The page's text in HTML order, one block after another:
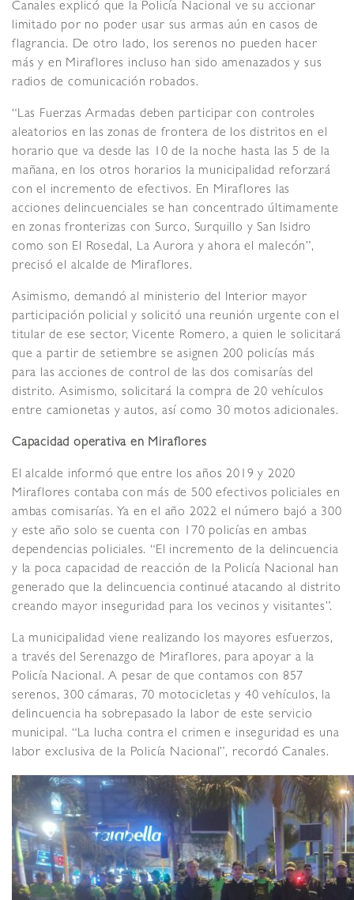
Canales explicó que la Policía Nacional ve su accionar
limitado por no poder usar sus armas aún en casos de
flagrancia. De otro lado, los serenos no pueden hacer
más y en Miraflores incluso han sido amenazados y sus
radios de comunicación robados.
“Las Fuerzas Armadas deben participar con controles
aleatorios en las zonas de frontera de los distritos en el
horario que va desde las 10 de la noche hasta las 5 de la
mañana, en los otros horarios la municipalidad reforzará
con el incremento de efectivos. En Miraflores las
acciones delincuenciales se han concentrado últimamente
en zonas fronterizas con Surco, Surquillo y San Isidro
como son El Rosedal, La Aurora y ahora el malecón”,
precisó el alcalde de Miraflores.
Asimismo, demandó al ministerio del Interior mayor
participación policial y solicitó una reunión urgente con el
titular de ese sector, Vicente Romero, a quien le solicitará
que a partir de setiembre se asignen 200 policías más
para las acciones de control de las dos comisarías del
distrito. Asimismo, solicitará la compra de 20 vehículos
entre camionetas y autos, así como 30 motos adicionales.
Capacidad operativa en Miraflores
El alcalde informó que entre los años 2019 y 2020
Miraflores contaba con más de 500 efectivos policiales en
ambas comisarías. Ya en el año 2022 el número bajó a 300
y este año solo se cuenta con 170 policías en ambas
dependencias policiales. “El incremento de la delincuencia
y la poca capacidad de reacción de la Policía Nacional han
generado que la delincuencia continué atacando al distrito
creando mayor inseguridad para los vecinos y visitantes”.
La municipalidad viene realizando los mayores esfuerzos,
a través del Serenazgo de Miraflores, para apoyar a la
Policía Nacional. A pesar de que contamos con 857
serenos, 300 cámaras, 70 motocicletas y 40 vehículos, la
delincuencia ha sobrepasado la labor de este servicio
municipal. “La lucha contra el crimen e inseguridad es una
labor exclusiva de la Policía Nacional”, recordó Canales.